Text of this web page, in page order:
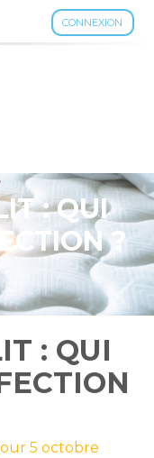
CONNEXION
: QUI
?
: QUI
5 octobre